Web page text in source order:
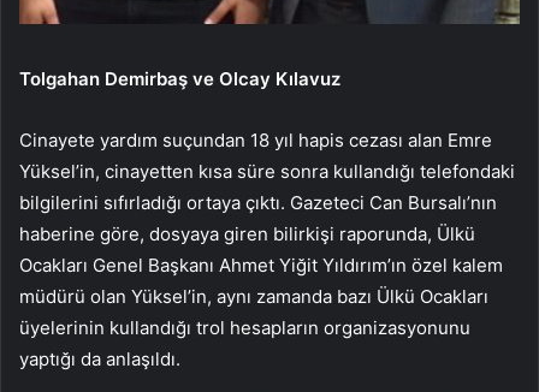
Tolgahan Demirbaş ve Olcay Kılavuz
Cinayete yardım suçundan 18 yıl hapis cezası alan Emre
Yüksel’in, cinayetten kısa süre sonra kullandığı telefondaki
bilgilerini sıfırladığı ortaya çıktı. Gazeteci Can Bursalı’nın
haberine göre, dosyaya giren bilirkişi raporunda, Ülkü
Ocakları Genel Başkanı Ahmet Yiğit Yıldırım’ın özel kalem
müdürü olan Yüksel’in, aynı zamanda bazı Ülkü Ocakları
üyelerinin kullandığı trol hesapların organizasyonunu
yaptığı da anlaşıldı.